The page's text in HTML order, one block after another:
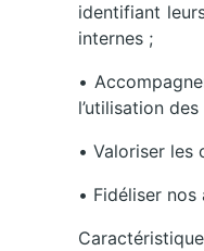
identifiant
internes ;
•
l’utilisation
• Valoriser
• Fidéliser